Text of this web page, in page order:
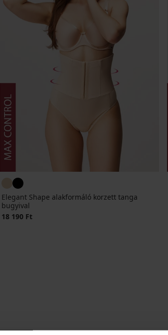
Elegant Shape alakformáló korzett tanga
bugyival
18 190 Ft